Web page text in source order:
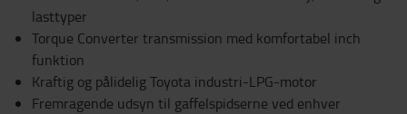
lasttyper
Torque Converter transmission med komfortabel inch
funktion
Kraftig og pålidelig Toyota industri-LPG-motor
Fremragende udsyn til gaffelspidserne ved enhver